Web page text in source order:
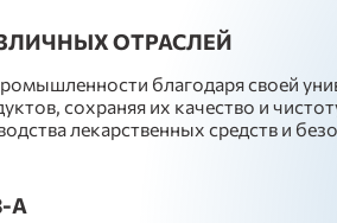
ОТРАСЛЕЙ
благодаря своей
сохраняя их качество и
лекарственных средств и
A